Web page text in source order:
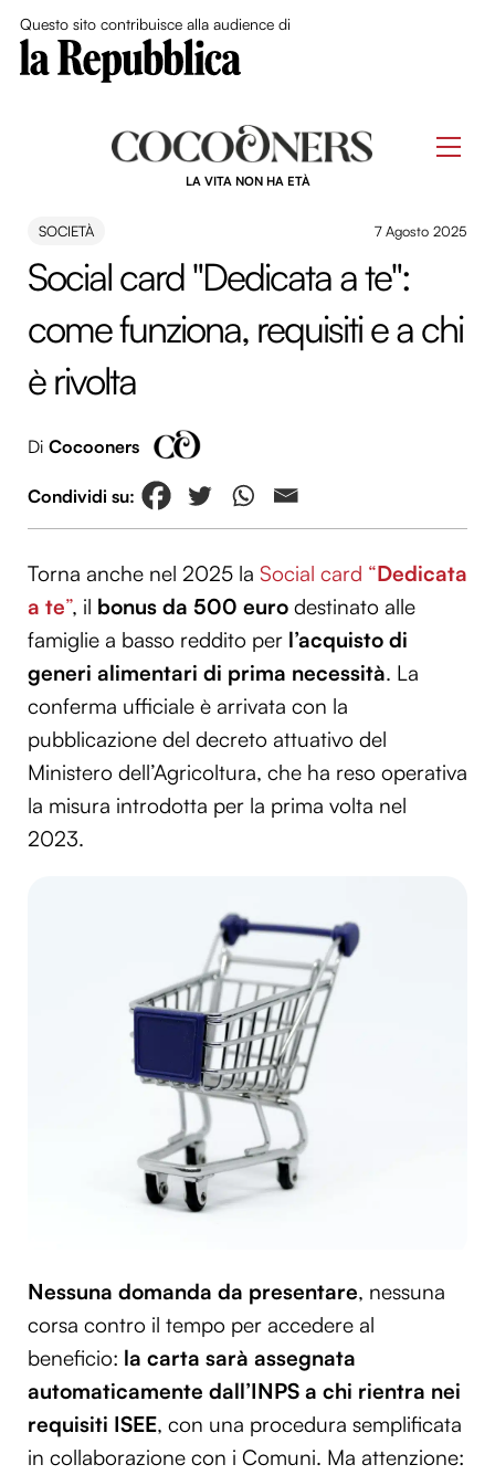
Questo sito contribuisce alla audience di
LA VITA NON HA ETÀ
SOCIETÀ 7 Agosto 2025
Social card "Dedicata a te":
come funziona, requisiti e a chi
è rivolta
Di Cocooners
Torna anche nel 2025 la Social card “Dedicata
a te”, il bonus da 500 euro destinato alle
famiglie a basso reddito per l’acquisto di
generi alimentari di prima necessità. La
conferma ufficiale è arrivata con la
pubblicazione del decreto attuativo del
Ministero dell’Agricoltura, che ha reso operativa
la misura introdotta per la prima volta nel
2023.
Nessuna domanda da presentare, nessuna
corsa contro il tempo per accedere al
beneficio: la carta sarà assegnata
automaticamente dall’INPS a chi rientra nei
requisiti ISEE, con una procedura semplificata
in collaborazione con i Comuni. Ma attenzione: